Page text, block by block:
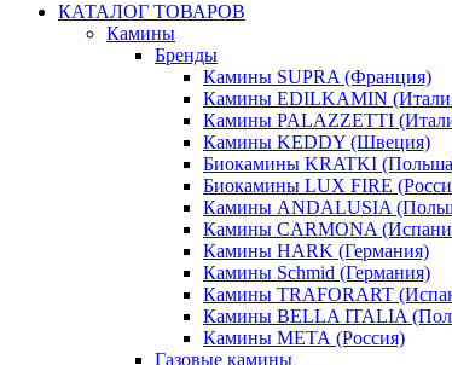
КАТАЛОГ ТОВАРОВ
Камины
Бренды
Камины SUPRA (Франция)
Камины EDILKAMIN
Камины PALAZZETTI
Камины KEDDY (Швеция)
Биокамины KRATKI
Биокамины LUX FIRE
Камины ANDALUSIA
Камины CARMONA
Камины HARK (Германия)
Камины Schmid (Германия)
Камины TRAFORART
Камины BELLA ITALIA
Камины МЕТА (Россия)
Газовые камины